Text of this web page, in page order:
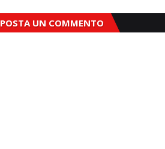
POSTA UN COMMENTO